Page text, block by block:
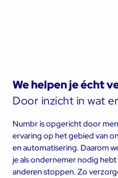
We helpen je écht
Door inzicht in wat
Numbr is opgericht door
ervaring op het gebied van
en automatisering. Daarom
je als ondernemer nodig hebt
anderen stoppen. Zo